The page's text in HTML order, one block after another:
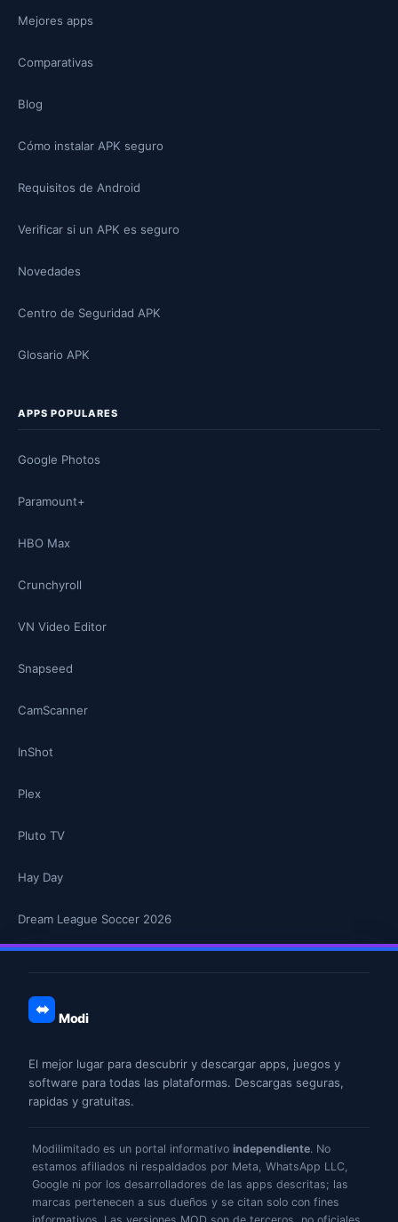
Mejores apps
Comparativas
Blog
Cómo instalar APK seguro
Requisitos de Android
Verificar si un APK es seguro
Novedades
Centro de Seguridad APK
Glosario APK
APPS POPULARES
Google Photos
Paramount+
HBO Max
Crunchyroll
VN Video Editor
Snapseed
CamScanner
InShot
Plex
Pluto TV
Hay Day
Dream League Soccer 2026
Modi
El mejor lugar para descubrir y descargar apps, juegos y
software para todas las plataformas. Descargas seguras,
rapidas y gratuitas.
Modilimitado es un portal informativo independiente. No
estamos afiliados ni respaldados por Meta, WhatsApp LLC,
Google ni por los desarrolladores de las apps descritas; las
marcas pertenecen a sus dueños y se citan solo con fines